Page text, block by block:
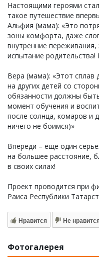
Настоящими героями
такое путешествие
Альфия (мама): «Это
зоны комфорта, даже
внутренние
испытание
Вера (мама): «Этот сплав
на других детей со
обязанности должны
момент обучения и
после солнца, комаров и
ничего не боимся)»
Впереди – еще один
на большее расстояние,
в своих силах!
Проект проводится при
Раиса Республики
Нравится Не
Фотогалерея